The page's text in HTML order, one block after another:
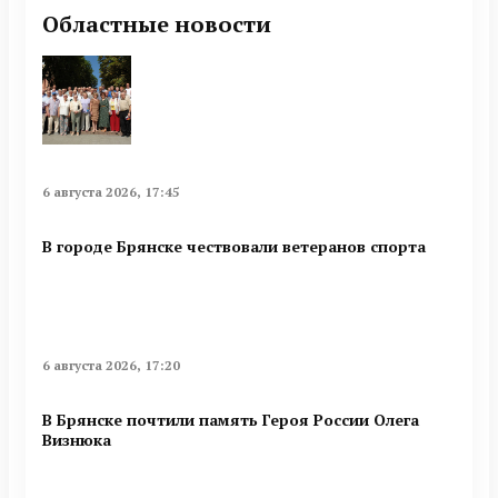
Областные новости
6 августа 2026, 17:45
В городе Брянске чествовали ветеранов спорта
6 августа 2026, 17:20
В Брянске почтили память Героя России Олега
Визнюка